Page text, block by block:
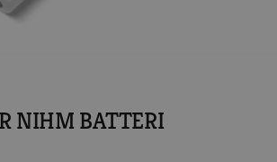
NIHM BATTERI